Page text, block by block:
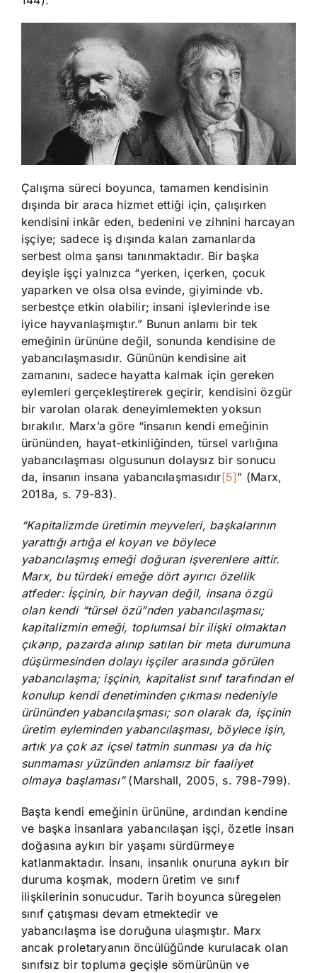
Çalışma süreci boyunca, tamamen kendisinin
dışında bir araca hizmet ettiği için, çalışırken
kendisini inkâr eden, bedenini ve zihnini harcayan
işçiye; sadece iş dışında kalan zamanlarda
serbest olma şansı tanınmaktadır. Bir başka
deyişle işçi yalnızca “yerken, içerken, çocuk
yaparken ve olsa olsa evinde, giyiminde vb.
serbestçe etkin olabilir; insani işlevlerinde ise
iyice hayvanlaşmıştır.” Bunun anlamı bir tek
emeğinin ürününe değil, sonunda kendisine de
yabancılaşmasıdır. Gününün kendisine ait
zamanını, sadece hayatta kalmak için gereken
eylemleri gerçekleştirerek geçirir, kendisini özgür
bir varolan olarak deneyimlemekten yoksun
bırakılır. Marx’a göre “insanın kendi emeğinin
ürününden, hayat-etkinliğinden, türsel varlığına
yabancılaşması olgusunun dolaysız bir sonucu
da, insanın insana yabancılaşmasıdır[5]” (Marx,
2018a, s. 79-83).
“Kapitalizmde üretimin meyveleri, başkalarının
yarattığı artığa el koyan ve böylece
yabancılaşmış emeği doğuran işverenlere aittir.
Marx, bu türdeki emeğe dört ayırıcı özellik
atfeder: İşçinin, bir hayvan değil, insana özgü
olan kendi “türsel özü”nden yabancılaşması;
kapitalizmin emeği, toplumsal bir ilişki olmaktan
çıkarıp, pazarda alınıp satılan bir meta durumuna
düşürmesinden dolayı işçiler arasında görülen
yabancılaşma; işçinin, kapitalist sınıf tarafından el
konulup kendi denetiminden çıkması nedeniyle
ürününden yabancılaşması; son olarak da, işçinin
üretim eyleminden yabancılaşması, böylece işin,
artık ya çok az içsel tatmin sunması ya da hiç
sunmaması yüzünden anlamsız bir faaliyet
olmaya başlaması”(Marshall, 2005, s. 798-799).
Başta kendi emeğinin ürününe, ardından kendine
ve başka insanlara yabancılaşan işçi, özetle insan
doğasına aykırı bir yaşamı sürdürmeye
katlanmaktadır. İnsanı, insanlık onuruna aykırı bir
duruma koşmak, modern üretim ve sınıf
ilişkilerinin sonucudur. Tarih boyunca süregelen
sınıf çatışması devam etmektedir ve
yabancılaşma ise doruğuna ulaşmıştır. Marx
ancak proletaryanın öncülüğünde kurulacak olan
sınıfsız bir topluma geçişle sömürünün ve